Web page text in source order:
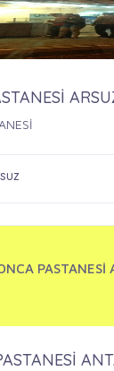
PASTANESİ